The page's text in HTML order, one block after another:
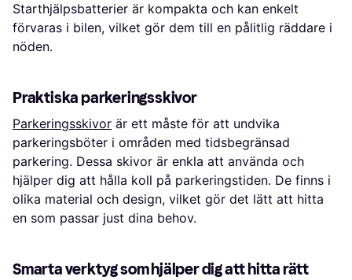
Starthjälpsbatterier är kompakta och kan enkelt
förvaras i bilen, vilket gör dem till en pålitlig räddare i
nöden.
Praktiska parkeringsskivor
Parkeringsskivor är ett måste för att undvika
parkeringsböter i områden med tidsbegränsad
parkering. Dessa skivor är enkla att använda och
hjälper dig att hålla koll på parkeringstiden. De finns i
olika material och design, vilket gör det lätt att hitta
en som passar just dina behov.
Smarta verktyg som hjälper dig att hitta rätt